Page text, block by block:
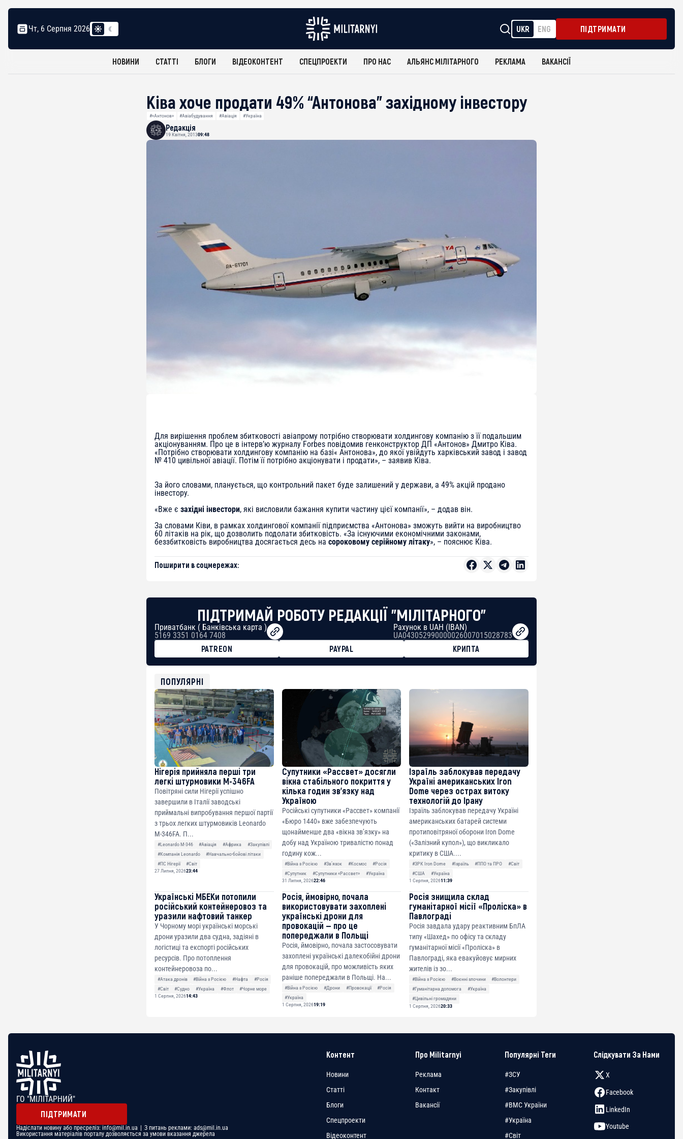
Чт, 6 Серпня 2026 UKR ENG ПІДТРИМАТИ
НОВИНИ СТАТТІ БЛОГИ ВІДЕОКОНТЕНТ СПЕЦПРОЕКТИ ПРО НАС АЛЬЯНС МІЛІТАРНОГО РЕКЛАМА ВАКАНСІЇ
Ківа хоче продати 49% “Антонова” західному інвестору
#«Антонов» #Авіабудування #Авіація #Україна
Редакція
19 Квітня, 201309:48
Для вирішення проблем збитковості авіапрому потрібно створювати холдингову компанію з її подальшим
акціонуванням. Про це в інтерв’ю журналу Forbes повідомив генконструктор ДП «Антонов» Дмитро Ківа.
«Потрібно створювати холдингову компанію на базі« Антонова», до якої увійдуть харківський завод і завод
№ 410 цивільної авіації. Потім її потрібно акціонувати і продати», – заявив Ківа.
За його словами, планується, що контрольний пакет буде залишений у держави, а 49% акцій продано
інвестору.
«Вже є західні інвестори, які висловили бажання купити частину цієї компанії», – додав він.
За словами Ківи, в рамках холдингової компанії підприємства «Антонова» зможуть вийти на виробництво
60 літаків на рік, що дозволить подолати збитковість. «За існуючими економічними законами,
беззбитковість виробництва досягається десь на сороковому серійному літаку», – пояснює Ківа.
Поширити в соцмережах:
ПІДТРИМАЙ РОБОТУ РЕДАКЦІЇ "МІЛІТАРНОГО"
Приватбанк ( Банківська карта )
5169 3351 0164 7408
Рахунок в UAH (IBAN)
UA043052990000026007015028783
PATREON
PAYPAL
КРИПТА
USDT
0x8676644fA7B6d328310283cAC1065Ae01d97CEe7
ETH
0xfD02863D3289416fcF50975c9DFda13623f97758
ПОПУЛЯРНІ
Нігерія прийняла перші три
легкі штурмовики M-346FA
Повітряні сили Нігерії успішно
завершили в Італії заводські
приймальні випробування першої партії
з трьох легких штурмовиків Leonardo
M-346FA. П...
#Leonardo M-346 #Авіація #Африка
#Закупівлі
#Компанія Leonardo
#Навчально-бойові літаки
#ПС Нігерії
#Світ
27 Липня, 202623:44
Супутники «Рассвет» досягли
вікна стабільного покриття у
кілька годин зв’язку над
Україною
Російські супутники «Рассвет» компанії
«Бюро 1440» вже забезпечують
щонайменше два «вікна зв’язку» на
добу над Україною тривалістю понад
годину кож...
#Війна з Росією #Звʼязок #Космос
#Росія
#Супутник
#Супутники «Рассвет»
#Україна
31 Липня, 202622:46
Ізраїль заблокував передачу
Україні американських Iron
Dome через острах витоку
технологій до Ірану
Ізраїль заблокував передачу Україні
американських батарей системи
протиповітряної оборони Iron Dome
(«Залізний купол»), що викликало
критику в США....
#ЗРК Iron Dome #Ізраїль #ППО та ПРО
#Світ
#США
#Україна
1 Серпня, 202611:39
Українські МБЕКи потопили
російський контейнеровоз та
уразили нафтовий танкер
У Чорному морі українські морські
дрони уразили два судна, задіяні в
логістиці та експорті російських
ресурсів. Про потоплення
контейнеровоза по...
#Атака дронів #Війна з Росією #Нафта
#Росія
#Світ
#Судно #Україна #Флот
#Чорне море
1 Серпня, 202614:43
Росія, ймовірно, почала
використовувати захоплені
українські дрони для
провокацій — про це
попереджали в Польщі
Росія, ймовірно, почала застосовувати
захоплені українські далекобійні дрони
для провокацій, про можливість яких
раніше попереджали в Польщі. На...
#Війна з Росією #Дрони #Провокації
#Росія
#Україна
1 Серпня, 202619:19
Росія знищила склад
гуманітарної місії «Проліска» в
Павлограді
Росія завдала удару реактивним БпЛА
типу «Шахед» по офісу та складу
гуманітарної місії «Проліска» в
Павлограді, яка евакуйовує мирних
жителів із зо...
#Війна з Росією #Воєнні злочини
#Волонтери
#Гуманітарна допомога
#Україна
#Цивільні громадяни
1 Серпня, 202620:33
ГО "МІЛІТАРНИЙ"
ПІДТРИМАТИ
Надіслати новину або пресреліз: info@mil.in.ua | З питань реклами: ads@mil.in.ua
Використання матеріалів порталу дозволяється за умови вказання джерела
Контент
Новини
Статті
Блоги
Спецпроекти
Відеоконтент
Про Militarnyi
Реклама
Контакт
Вакансії
Популярні Теги
#ЗСУ
#Закупівлі
#ВМС України
#Україна
#Світ
Слідкувати За Нами
X
Facebook
LinkedIn
Youtube